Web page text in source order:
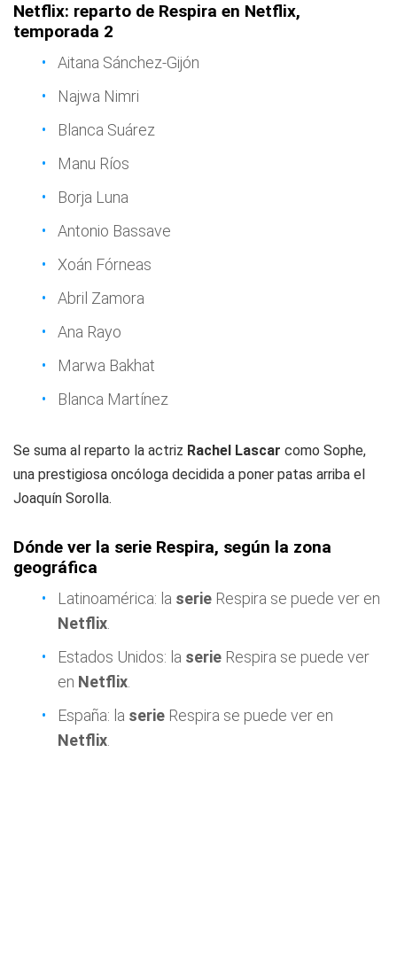
Netflix: reparto de Respira en Netflix,
temporada 2
Aitana Sánchez-Gijón
Najwa Nimri
Blanca Suárez
Manu Ríos
Borja Luna
Antonio Bassave
Xoán Fórneas
Abril Zamora
Ana Rayo
Marwa Bakhat
Blanca Martínez
Se suma al reparto la actriz Rachel Lascar como Sophe,
una prestigiosa oncóloga decidida a poner patas arriba el
Joaquín Sorolla.
Dónde ver la serie Respira, según la zona
geográfica
Latinoamérica: la serie Respira se puede ver en
Netflix
Estados Unidos: la serie Respira se puede ver
en Netflix
España: la serie Respira se puede ver en
Netflix